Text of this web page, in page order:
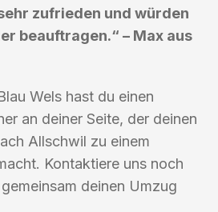
zufrieden und würden
beauftragen.“ – Max aus
Wels hast du einen
an deiner Seite, der deinen
Allschwil zu einem
Kontaktiere uns noch
deinen Umzug